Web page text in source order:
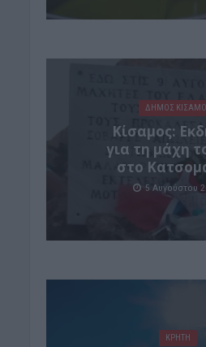
ΔΉΜΟΣ
Κίσαμος:
για τη μάχη
στο
5 Αυγούστου
ΚΡΗΤΗ